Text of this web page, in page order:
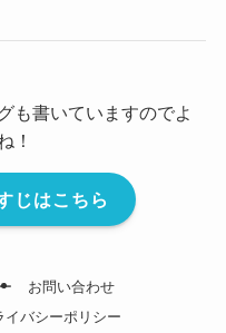
も書いていますのでよ
！
じはこちら
お問い合わせ
イバシーポリシー